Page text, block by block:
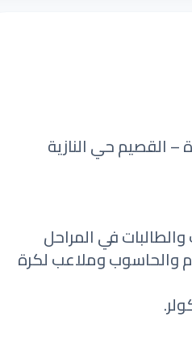
– القصيم حي النازية
م، وتستقبل الطلاب والطالبات في المراحل
والحاسوب وملاعب لكرة